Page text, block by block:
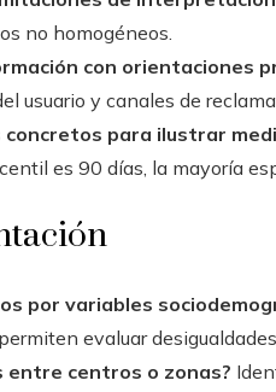
no homogéneos.
con orientaciones
usuario y canales de
concretos para ilustrar
es 90 días, la mayoría
por variables
evaluar
entre centros o zonas?